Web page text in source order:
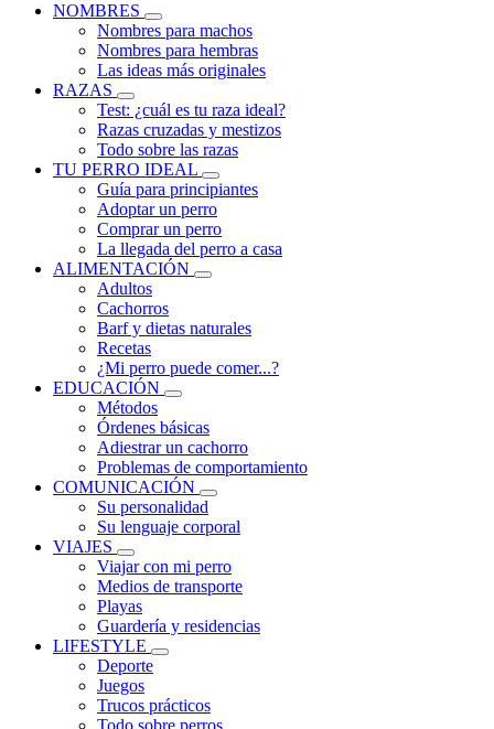
NOMBRES
Nombres para machos
Nombres para hembras
Las ideas más originales
RAZAS
Test: ¿cuál es tu raza ideal?
Razas cruzadas y mestizos
Todo sobre las razas
TU PERRO IDEAL
Guía para principiantes
Adoptar un perro
Comprar un perro
La llegada del perro a casa
ALIMENTACIÓN
Adultos
Cachorros
Barf y dietas naturales
Recetas
¿Mi perro puede comer...?
EDUCACIÓN
Métodos
Órdenes básicas
Adiestrar un cachorro
Problemas de comportamiento
COMUNICACIÓN
Su personalidad
Su lenguaje corporal
VIAJES
Viajar con mi perro
Medios de transporte
Playas
Guardería y residencias
LIFESTYLE
Deporte
Juegos
Trucos prácticos
Todo sobre perros